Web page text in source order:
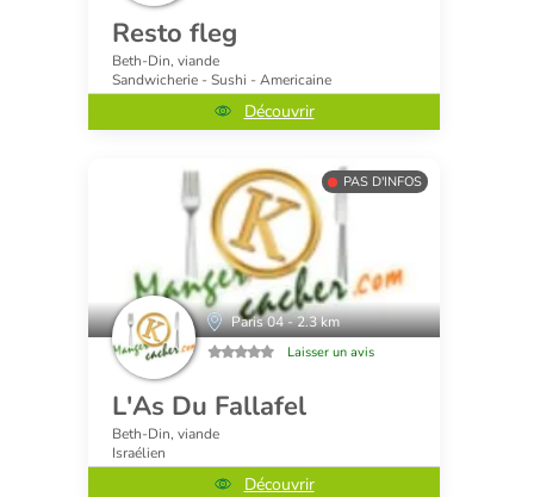
Resto fleg
Beth-Din, viande
Sandwicherie - Sushi - Americaine
Découvrir
PAS D'INFOS
Paris 04 - 2.3 km
Laisser un avis
L'As Du Fallafel
Beth-Din, viande
Israélien
Découvrir